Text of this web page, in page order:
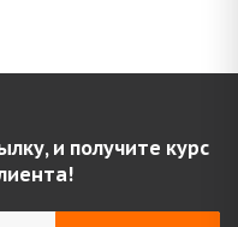
и получите курс